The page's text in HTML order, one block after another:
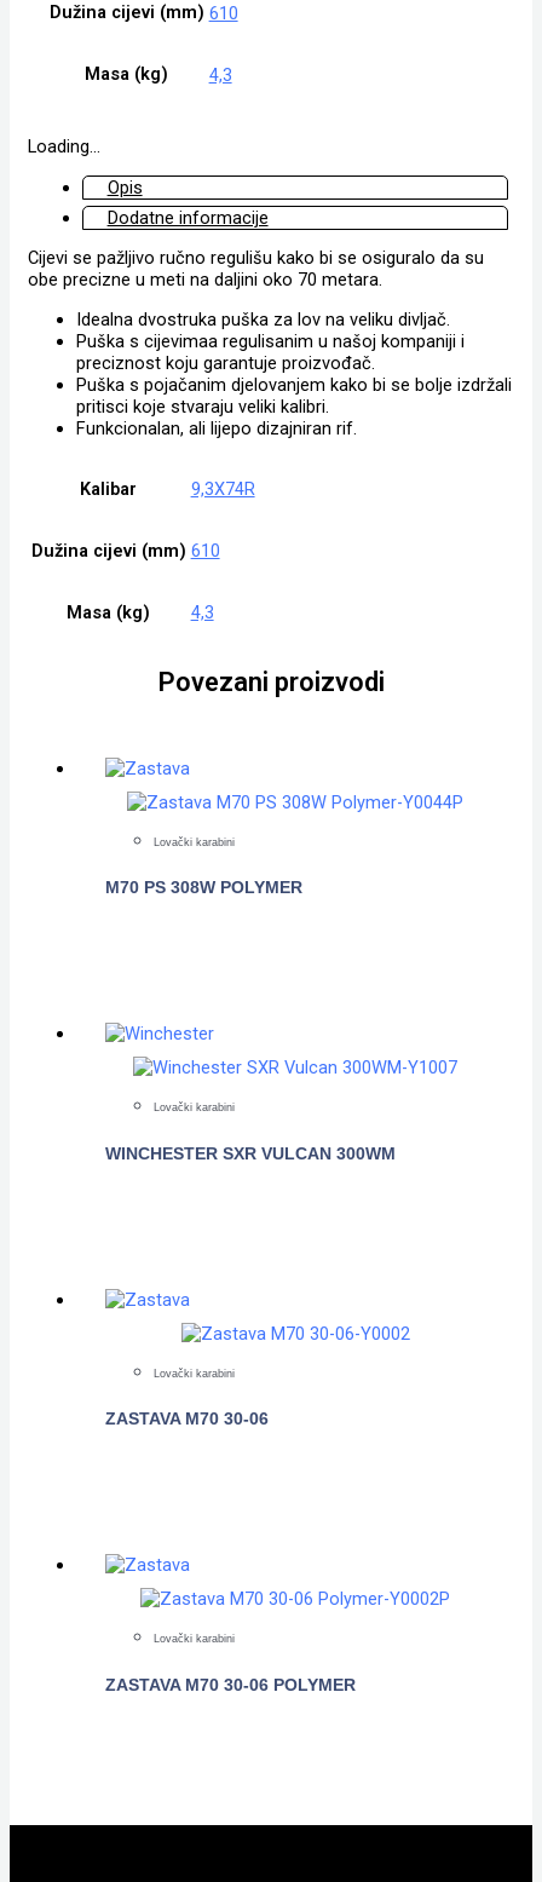
Dužina cijevi (mm) 610
Masa (kg) 4,3
Loading...
Opis
Dodatne informacije
Cijevi se pažljivo ručno regulišu kako bi se osiguralo da su
obe precizne u meti na daljini oko 70 metara.
Idealna dvostruka puška za lov na veliku divljač.
Puška s cijevimaa regulisanim u našoj kompaniji i
preciznost koju garantuje proizvođač.
Puška s pojačanim djelovanjem kako bi se bolje izdržali
pritisci koje stvaraju veliki kalibri.
Funkcionalan, ali lijepo dizajniran rif.
Kalibar 9,3X74R
Dužina cijevi (mm) 610
Masa (kg) 4,3
Povezani proizvodi
Lovački karabini
M70 PS 308W POLYMER
Lovački karabini
WINCHESTER SXR VULCAN 300WM
Lovački karabini
ZASTAVA M70 30-06
Lovački karabini
ZASTAVA M70 30-06 POLYMER